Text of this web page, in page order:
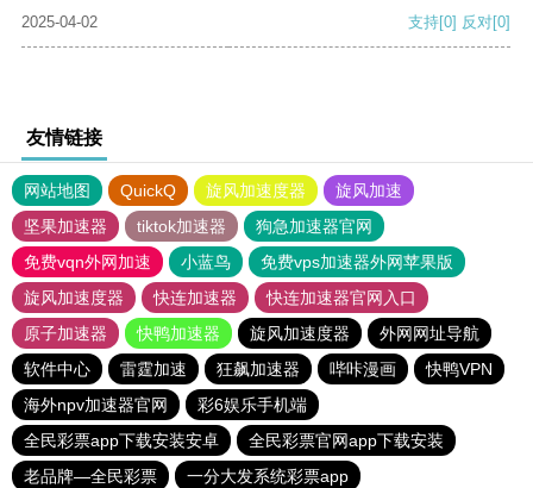
2025-04-02 支持[0] 反对[0]
友情链接
网站地图 QuickQ 旋风加速度器
旋风加速
坚果加速器
tiktok加速器
狗急加速器官网
免费vqn外网加速
小蓝鸟
免费vps加速器外网苹果版
旋风加速度器
快连加速器
快连加速器官网入口
原子加速器
快鸭加速器 旋风加速度器
外网网址导航
软件中心
雷霆加速 狂飙加速器 哔咔漫画
快鸭VPN
海外npv加速器官网
彩6娱乐手机端
全民彩票app下载安装安卓
全民彩票官网app下载安装
老品牌—全民彩票
一分大发系统彩票app